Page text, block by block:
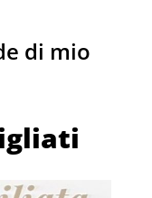
di mio